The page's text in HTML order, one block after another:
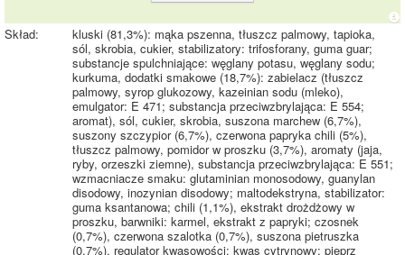
Skład:
kluski (81,3%): mąka pszenna, tłuszcz palmowy, tapioka,
sól, skrobia, cukier, stabilizatory: trifosforany, guma guar;
substancje spulchniające: węglany potasu, węglany sodu;
kurkuma, dodatki smakowe (18,7%): zabielacz (tłuszcz
palmowy, syrop glukozowy, kazeinian sodu (mleko),
emulgator: E 471; substancja przeciwzbrylająca: E 554;
aromat), sól, cukier, skrobia, suszona marchew (6,7%),
suszony szczypior (6,7%), czerwona papryka chili (5%),
tłuszcz palmowy, pomidor w proszku (3,7%), aromaty (jaja,
ryby, orzeszki ziemne), substancja przeciwzbrylająca: E 551;
wzmacniacze smaku: glutaminian monosodowy, guanylan
disodowy, inozynian disodowy; maltodekstryna, stabilizator:
guma ksantanowa; chili (1,1%), ekstrakt drożdżowy w
proszku, barwniki: karmel, ekstrakt z papryki; czosnek
(0,7%), czerwona szalotka (0,7%), suszona pietruszka
(0,7%), regulator kwasowości: kwas cytrynowy; pieprz